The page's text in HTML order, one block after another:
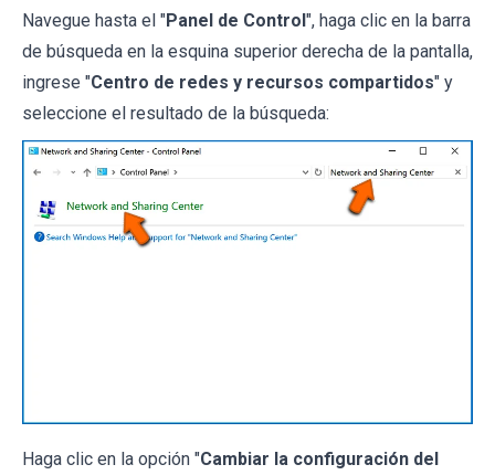
Navegue hasta el "Panel de Control ", haga clic en la barra
de búsqueda en la esquina superior derecha de la pantalla,
ingrese "Centro de redes y recursos compartidos" y
seleccione el resultado de la búsqueda:
Haga clic en la opción "Cambiar la configuración del